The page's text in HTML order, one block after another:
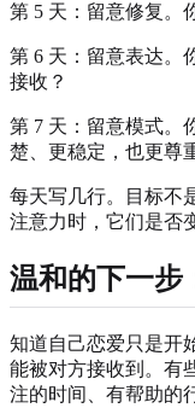
第 5 天：留意修复。
第 6 天：留意表达。
接收？
第 7 天：留意模式。
楚、更稳定，也更尊
每天写几行。目标不
注意力时，它们是否
温和的下一步
知道自己恋爱只是开
能被对方接收到。有
注的时间、有帮助的